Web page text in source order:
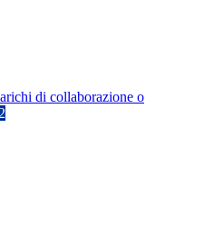
di collaborazione o